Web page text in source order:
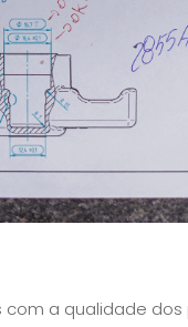
a qualidade dos